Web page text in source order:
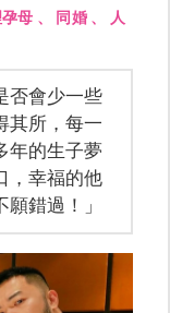
母 、 同婚 、
人
否會少一些
其所，每一
年的生子夢
，幸福的他
錯過！」